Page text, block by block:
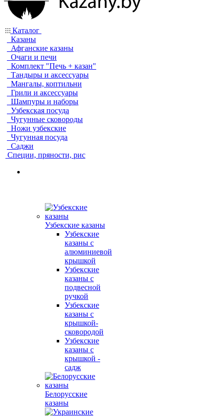
Каталог
Казаны
Афганские казаны
Очаги и печи
Комплект "Печь + казан"
Тандыры и аксессуары
Мангалы, коптильни
Грили и аксессуары
Шампуры и наборы
Узбекская посуда
Чугунные сковороды
Ножи узбекские
Чугунная посуда
Саджи
Специи, пряности, рис
Узбекские казаны
Узбекские
казаны с
алюминиевой
крышкой
Узбекские
казаны с
подвесной
ручкой
Узбекские
казаны с
крышкой-
сковородой
Узбекские
казаны с
крышкой -
садж
Белорусские
казаны